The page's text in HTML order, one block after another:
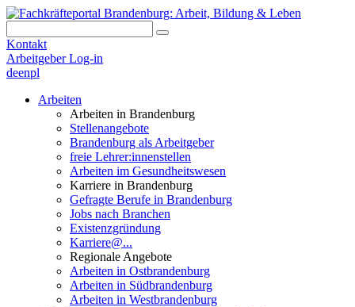
Kontakt
Arbeitgeber Log-in
deenpl
Arbeiten
Arbeiten in Brandenburg
Stellenangebote
Brandenburg als Arbeitgeber
freie Lehrer:innenstellen
Arbeiten im Gesundheitswesen
Karriere in Brandenburg
Gefragte Berufe in Brandenburg
Jobs nach Branchen
Existenzgründung
Karriere@...
Regionale Angebote
Arbeiten in Ostbrandenburg
Arbeiten in Südbrandenburg
Arbeiten in Westbrandenburg